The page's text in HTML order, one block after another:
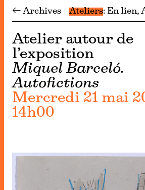
← Archives Ateliers En lien
Atelier autour de
l’exposition
Miquel Barceló.
Autofictions
Mercredi 21 mai
14h00